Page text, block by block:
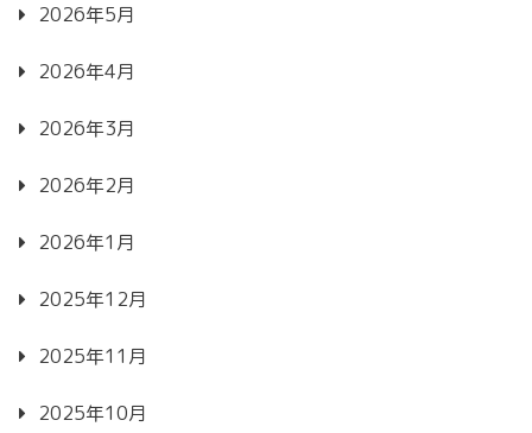
2026年5月
2026年4月
2026年3月
2026年2月
2026年1月
2025年12月
2025年11月
2025年10月